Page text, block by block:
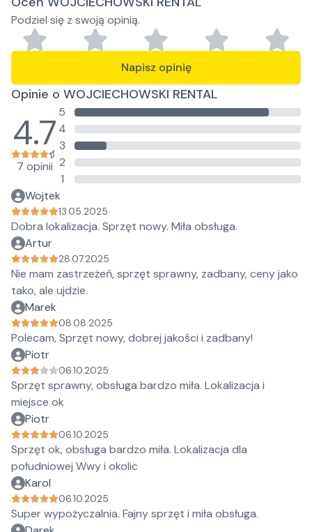
Podziel się z swoją opinią.
Napisz opinię
Opinie o WOJCIECHOWSKI RENTAL
4.7
7 opinii
5
4
3
2
1
Wojtek
13.05.2025
Dobra lokalizacja. Sprzęt nowy. Miła obsługa.
Artur
28.07.2025
Nie mam zastrzeżeń, sprzęt sprawny, zadbany, ceny jako
tako, ale ujdzie.
Marek
08.08.2025
Polecam, Sprzęt nowy, dobrej jakości i zadbany!
Piotr
06.10.2025
Sprzęt sprawny, obsługa bardzo miła. Lokalizacja i
miejsce ok
Piotr
06.10.2025
Sprzęt ok, obsługa bardzo miła. Lokalizacja dla
południowej Wwy i okolic
Karol
06.10.2025
Super wypożyczalnia. Fajny sprzęt i miła obsługa.